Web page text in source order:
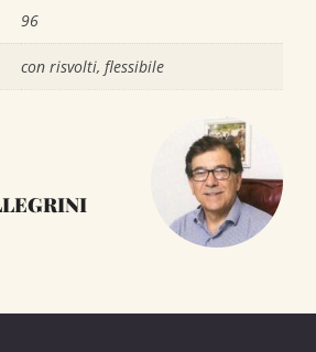
96
con risvolti, flessibile